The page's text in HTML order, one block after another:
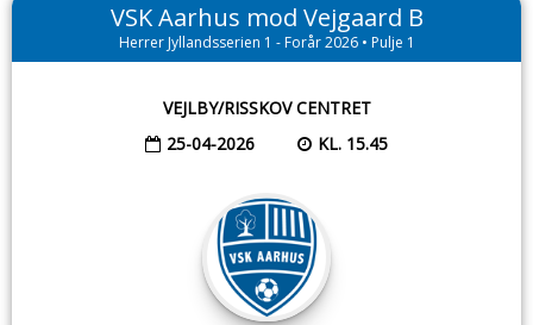
VSK Aarhus mod Vejgaard B
Herrer Jyllandsserien 1 - Forår 2026 • Pulje 1
VEJLBY/RISSKOV CENTRET
25-04-2026
KL. 15.45